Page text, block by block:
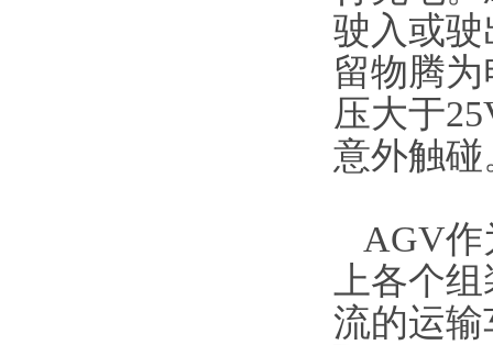
驶入或
留物腾
压大于
意外触碰
AGV作
上各个
流的运